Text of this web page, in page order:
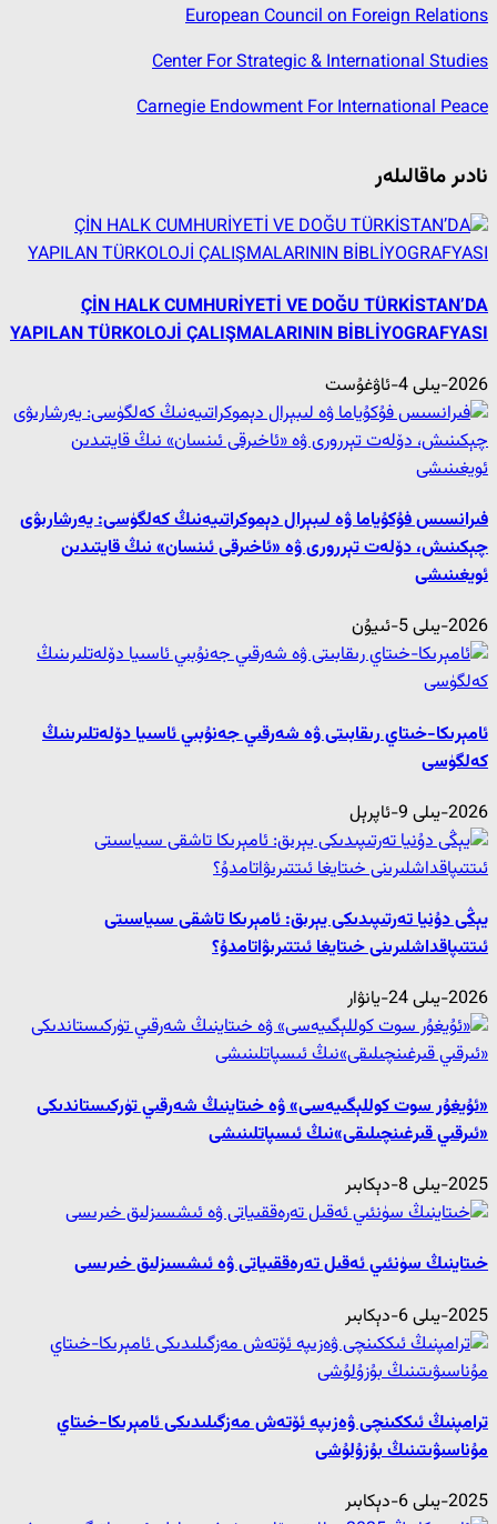
European Council on Foreign Relations
Center For Strategic & International Studies
Carnegie Endowment For International Peace
نادىر ماقالىلەر
ÇİN HALK CUMHURİYETİ VE DOĞU TÜRKİSTAN’DA
YAPILAN TÜRKOLOJİ ÇALIŞMALARININ BİBLİYOGRAFYASI
2026-يىلى 4-ئاۋغۇست
فىرانسىس فۇكۇياما ۋە لىبېرال دېموكراتىيەنىڭ كەلگۈسى: يەرشارىۋى
چېكىنىش، دۆلەت تېررورى ۋە «ئاخىرقى ئىنسان» نىڭ قايتىدىن
ئويغىنىشى
2026-يىلى 5-ئىيۇن
ئامېرىكا-خىتاي رىقابىتى ۋە شەرقىي جەنۇبىي ئاسىيا دۆلەتلىرىنىڭ
كەلگۈسى
2026-يىلى 9-ئاپرېل
يېڭى دۇنيا تەرتىپىدىكى يېرىق: ئامېرىكا تاشقى سىياسىتى
ئىتتىپاقداشلىرىنى خىتايغا ئىتتىرىۋاتامدۇ؟
2026-يىلى 24-يانۋار
«ئۇيغۇر سوت كوللېگىيەسى» ۋە خىتاينىڭ شەرقىي تۈركىستاندىكى
«ئىرقىي قىرغىنچىلىقى»نىڭ ئىسپاتلىنىشى
2025-يىلى 8-دېكابىر
خىتاينىڭ سۈنئىي ئەقىل تەرەققىياتى ۋە ئىشسىزلىق خىرىسى
2025-يىلى 6-دېكابىر
ترامپنىڭ ئىككىنچى ۋەزىپە ئۆتەش مەزگىلىدىكى ئامېرىكا-خىتاي
مۇناسىۋىتىنىڭ بۇزۇلۇشى
2025-يىلى 6-دېكابىر